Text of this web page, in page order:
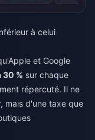
à celui
et Google
30 % sur chaque
répercuté. Il ne
mais d'une taxe que